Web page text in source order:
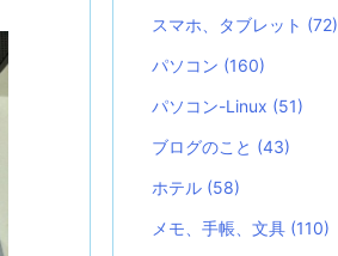
スマホ、タブレット (72)
パソコン (160)
パソコン-Linux (51)
ブログのこと (43)
ホテル (58)
メモ、手帳、文具 (110)